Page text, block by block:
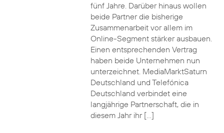
fünf Jahre. Darüber hinaus wollen
beide Partner die bisherige
Zusammenarbeit vor allem im
Online-Segment stärker ausbauen.
Einen entsprechenden Vertrag
haben beide Unternehmen nun
unterzeichnet. MediaMarktSaturn
Deutschland und Telefónica
Deutschland verbindet eine
langjährige Partnerschaft, die in
diesem Jahr ihr […]